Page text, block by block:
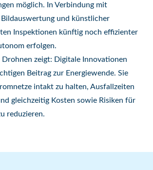
möglich. In Verbindung mit
und künstlicher
Inspektionen künftig noch effizienter
erfolgen.
Drohnen zeigt: Digitale Innovationen
Beitrag zur Energiewende. Sie
intakt zu halten, Ausfallzeiten
gleichzeitig Kosten sowie Risiken für
reduzieren.